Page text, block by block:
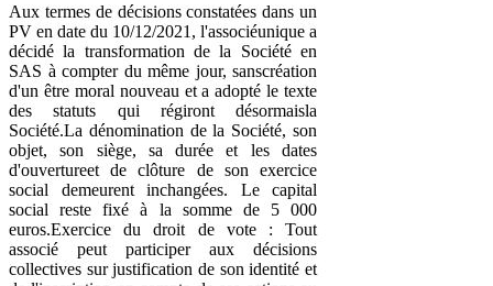
Aux termes de décisions constatées dans un
PV en date du 10/12/2021, l'associéunique a
décidé la transformation de la Société en
SAS à compter du même jour, sanscréation
d'un être moral nouveau et a adopté le texte
des statuts qui régiront désormaisla
Société.La dénomination de la Société, son
objet, son siège, sa durée et les dates
d'ouvertureet de clôture de son exercice
social demeurent inchangées. Le capital
social reste fixé à la somme de 5 000
euros.Exercice du droit de vote : Tout
associé peut participer aux décisions
collectives sur justification de son identité et